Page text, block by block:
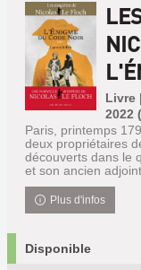
Livre
2022
Paris, printemps
deux propriétaires
découverts dans le
et son ancien
Plus d'infos
Disponible